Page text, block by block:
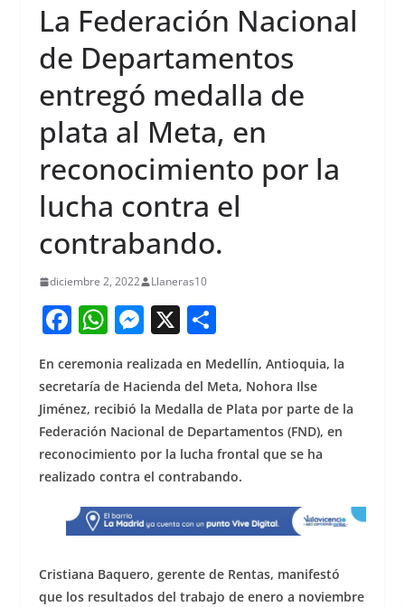
La Federación Nacional
de Departamentos
entregó medalla de
plata al Meta, en
reconocimiento por la
lucha contra el
contrabando.
diciembre 2, 2022 Llaneras10
F
c
e
b
o
o
k
W
h
at
s
A
p
p
M
e
ss
e
n
g
er
X S
h
ar
e
En ceremonia realizada en Medellín, Antioquia, la
secretaría de Hacienda del Meta, Nohora Ilse
Jiménez, recibió la Medalla de Plata por parte de la
Federación Nacional de Departamentos (FND), en
reconocimiento por la lucha frontal que se ha
realizado contra el contrabando.
Cristiana Baquero, gerente de Rentas, manifestó
que los resultados del trabajo de enero a noviembre